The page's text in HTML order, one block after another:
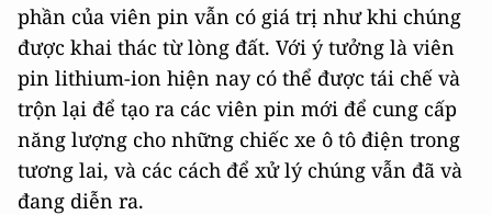
phần của viên pin vẫn có giá trị như khi chúng
được khai thác từ lòng đất. Với ý tưởng là viên
pin lithium-ion hiện nay có thể được tái chế và
trộn lại để tạo ra các viên pin mới để cung cấp
năng lượng cho những chiếc xe ô tô điện trong
tương lai, và các cách để xử lý chúng vẫn đã và
đang diễn ra.